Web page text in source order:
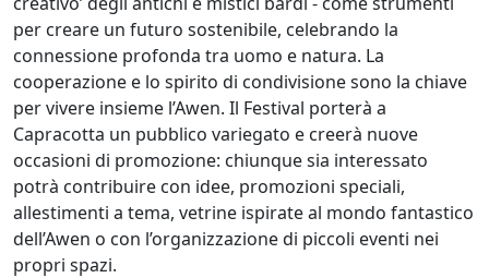
per creare un futuro sostenibile, celebrando la
connessione profonda tra uomo e natura. La
cooperazione e lo spirito di condivisione sono la chiave
per vivere insieme l’Awen. Il Festival porterà a
Capracotta un pubblico variegato e creerà nuove
occasioni di promozione: chiunque sia interessato
potrà contribuire con idee, promozioni speciali,
allestimenti a tema, vetrine ispirate al mondo fantastico
dell’Awen o con l’organizzazione di piccoli eventi nei
propri spazi.